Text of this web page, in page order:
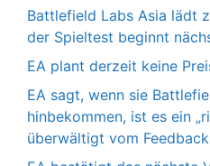
Battlefield Labs Asia lädt
der Spieltest beginnt
EA plant derzeit keine
EA sagt, wenn sie
hinbekommen, ist es ein
überwältigt vom